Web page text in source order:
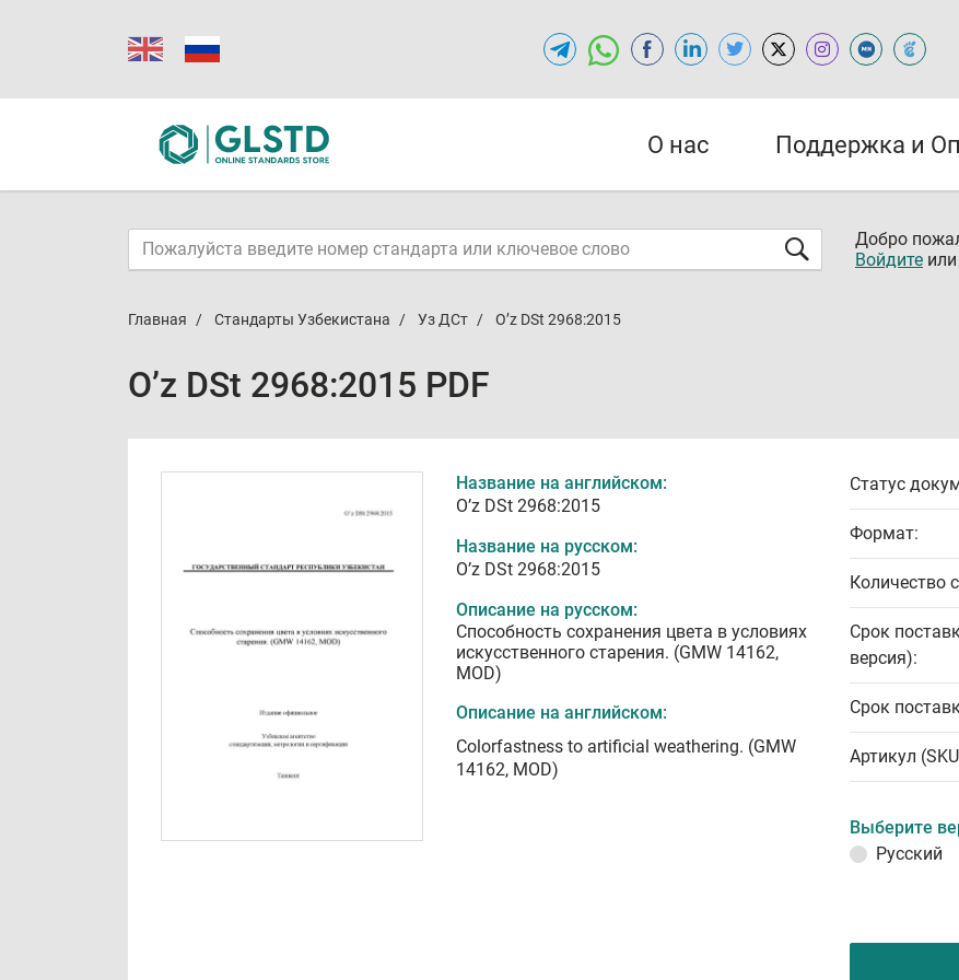
О нас Поддержка и
Добро
Войдите или
Главная Стандарты Узбекистана Уз ДСт O’z DSt 2968:2015
O’z DSt 2968:2015 PDF
Название на английском:
O’z DSt 2968:2015
Название на русском:
O’z DSt 2968:2015
Описание на русском:
Способность сохранения цвета в условиях
искусственного старения. (GMW 14162,
MOD)
Описание на английском:
Colorfastness to artificial weathering. (GMW
14162, MOD)
Статус
Формат:
Количество
Срок
версия):
Срок
Артикул
Выберите
Русский